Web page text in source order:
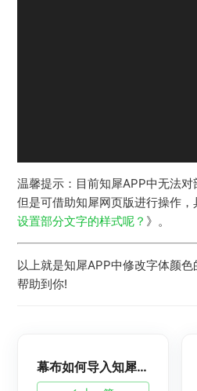
温馨提示：目前知犀APP中无法对
但是可借助知犀网页版进行操作
设置部分文字的样式呢？ 》。
以上就是知犀APP中修改字体颜
帮助到你!
幕布如何导入知犀？